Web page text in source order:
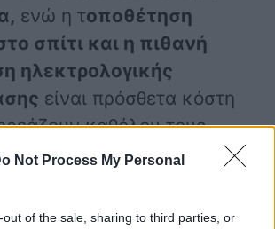
Not Process My Personal
out of the sale, sharing to third parties, or
ενώ η τοποθέτηση
σπίτι και η πιθανή
ηλεκτρολογικής
είναι πρόσθετα κόστη
καθόλου τους
με
καύσιμο.